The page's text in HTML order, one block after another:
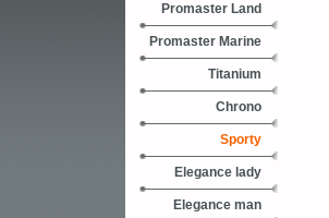
Promaster Land
Promaster Marine
Titanium
Chrono
Sporty
Elegance lady
Elegance man